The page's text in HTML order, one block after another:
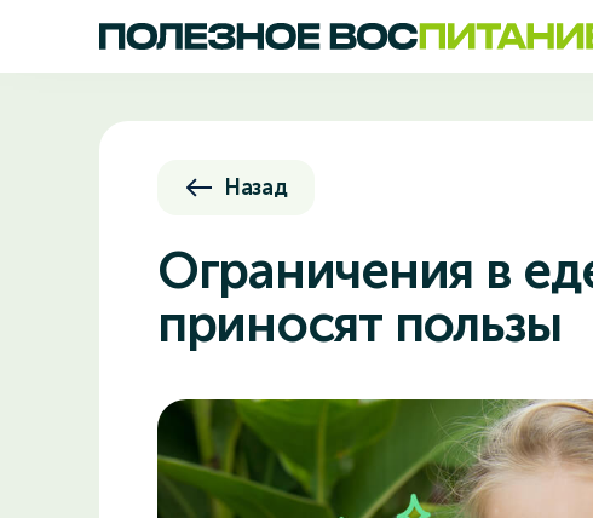
Назад
Ограничения в
приносят пользы